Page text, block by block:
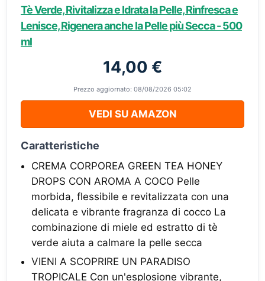
Tè Verde, Rivitalizza e Idrata la Pelle, Rinfresca e
Lenisce, Rigenera anche la Pelle più Secca - 500
ml
14,00 €
Prezzo aggiornato: 08/08/2026 05:02
VEDI SU AMAZON
Caratteristiche
CREMA CORPOREA GREEN TEA HONEY
DROPS CON AROMA A COCO Pelle
morbida, flessibile e revitalizzata con una
delicata e vibrante fragranza di cocco La
combinazione di miele ed estratto di tè
verde aiuta a calmare la pelle secca
VIENI A SCOPRIRE UN PARADISO
TROPICALE Con un'esplosione vibrante,